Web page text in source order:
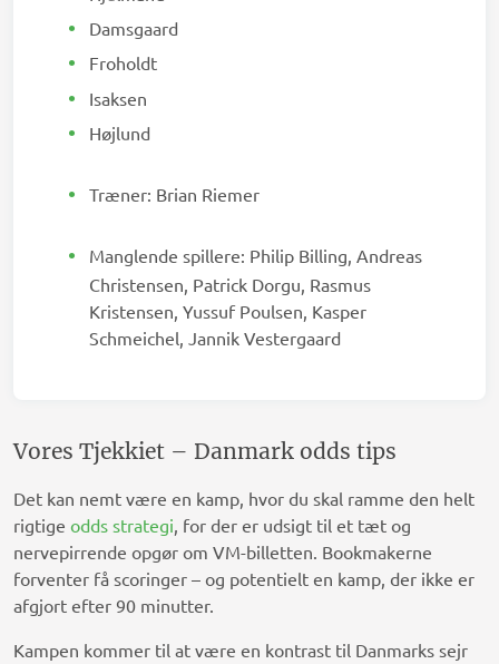
Damsgaard
Froholdt
Isaksen
Højlund
Træner: Brian Riemer
Manglende spillere: Philip Billing, Andreas
Christensen, Patrick Dorgu, Rasmus
Kristensen, Yussuf Poulsen, Kasper
Schmeichel, Jannik Vestergaard
Vores Tjekkiet – Danmark odds tips
Det kan nemt være en kamp, hvor du skal ramme den helt
rigtige odds strategi, for der er udsigt til et tæt og
nervepirrende opgør om VM-billetten. Bookmakerne
forventer få scoringer – og potentielt en kamp, der ikke er
afgjort efter 90 minutter.
Kampen kommer til at være en kontrast til Danmarks sejr